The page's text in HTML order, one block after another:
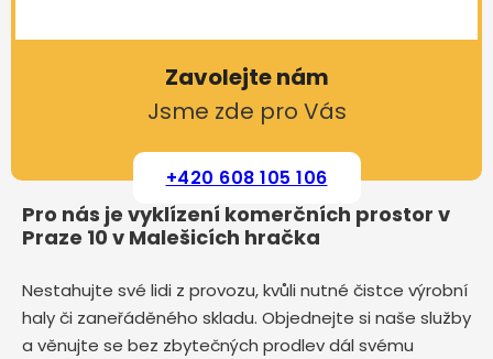
Zavolejte nám
Jsme zde pro Vás
+420 608 105 106
Pro nás je vyklízení komerčních prostor v
Praze 10 v Malešicích hračka
Nestahujte své lidi z provozu, kvůli nutné čistce výrobní
haly či zaneřáděného skladu. Objednejte si naše služby
a věnujte se bez zbytečných prodlev dál svému